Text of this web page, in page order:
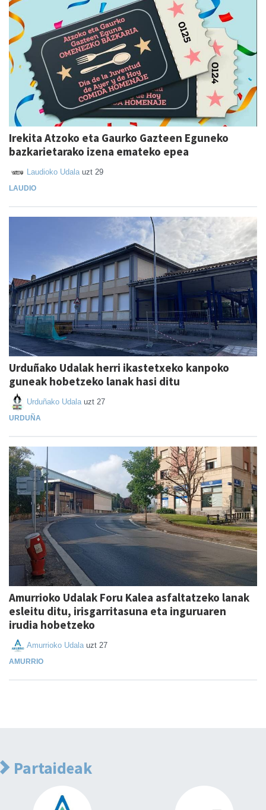
Irekita Atzoko eta Gaurko Gazteen Eguneko
bazkarietarako izena emateko epea
Laudioko Udala uzt 29
LAUDIO
Urduñako Udalak herri ikastetxeko kanpoko
guneak hobetzeko lanak hasi ditu
Urduñako Udala uzt 27
URDUÑA
Amurrioko Udalak Foru Kalea asfaltatzeko lanak
esleitu ditu, irisgarritasuna eta inguruaren
irudia hobetzeko
Amurrioko Udala uzt 27
AMURRIO
Partaideak